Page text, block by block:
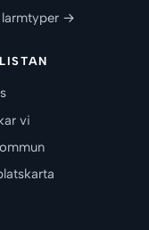
larmtyper →
vi